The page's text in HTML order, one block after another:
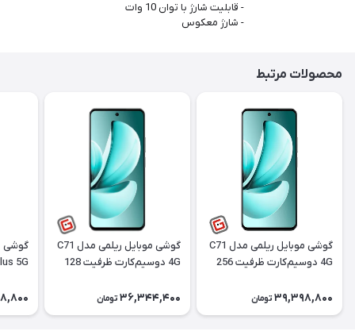
- قابلیت شارژ با توان 10 وات
- شارژ معکوس
محصولات مرتبط
گوشی موبایل ریلمی مدل C71
4G دوسیم‌کارت ظرفیت 256
ریجسترشده
39,398,800 تومان
گوشی موبایل ریلمی مدل C71
4G دوسیم‌کارت ظرفیت 128
ریجسترشده
36,344,400 تومان
گوشی